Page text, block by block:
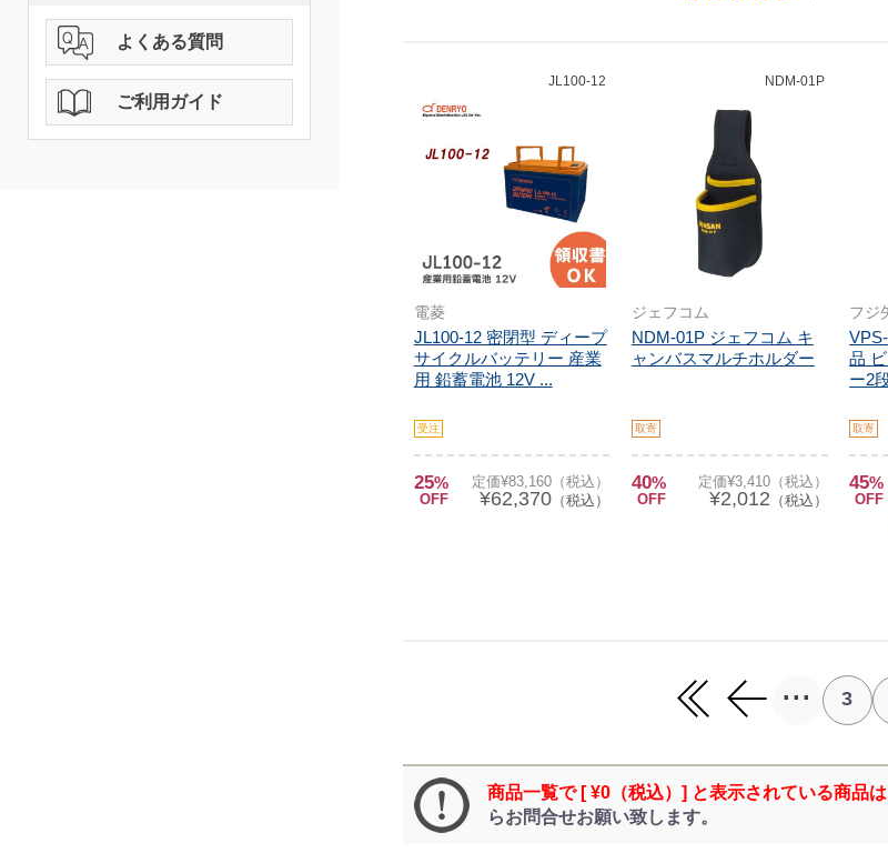
よくある質問
ご利用ガイド
JL100-12
電菱
JL100-12 密閉型 ディープ
サイクルバッテリー 産業
用 鉛蓄電池 12V ...
受注
25%
OFF
定価¥83,160（税込）
¥62,370 （税込）
NDM-01P
ジェフコム
NDM-01P ジェフコム キ
ャンバスマルチホルダー
取寄
40%
OFF
定価¥3,410（税込）
¥2,012 （税込）
フジ
品
ー2
取寄
45%
OFF
... 3
商品一覧で [ ¥0（税込）] と表示されている商品は
らお問合せお願い致します。